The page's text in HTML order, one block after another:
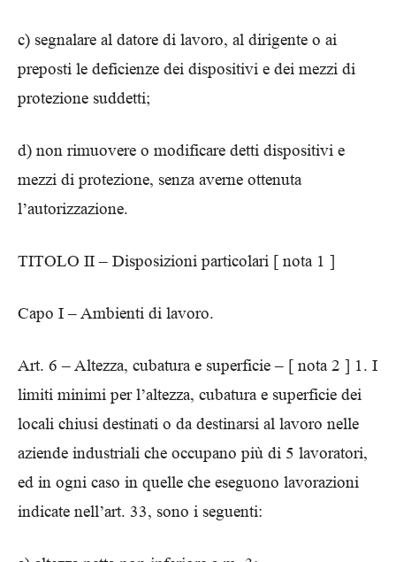
c) segnalare al datore di lavoro, al dirigente o ai
preposti le deficienze dei dispositivi e dei mezzi di
protezione suddetti;
d) non rimuovere o modificare detti dispositivi e
mezzi di protezione, senza averne ottenuta
l’autorizzazione.
TITOLO II – Disposizioni particolari [ nota 1 ]
Capo I – Ambienti di lavoro.
Art. 6 – Altezza, cubatura e superficie – [ nota 2 ] 1. I
limiti minimi per l’altezza, cubatura e superficie dei
locali chiusi destinati o da destinarsi al lavoro nelle
aziende industriali che occupano più di 5 lavoratori,
ed in ogni caso in quelle che eseguono lavorazioni
indicate nell’art. 33, sono i seguenti: